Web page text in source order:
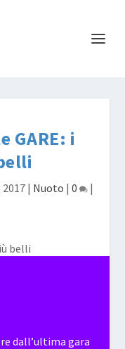
GARE: i
2017 | Nuoto | 0 |
dall’ultima gara